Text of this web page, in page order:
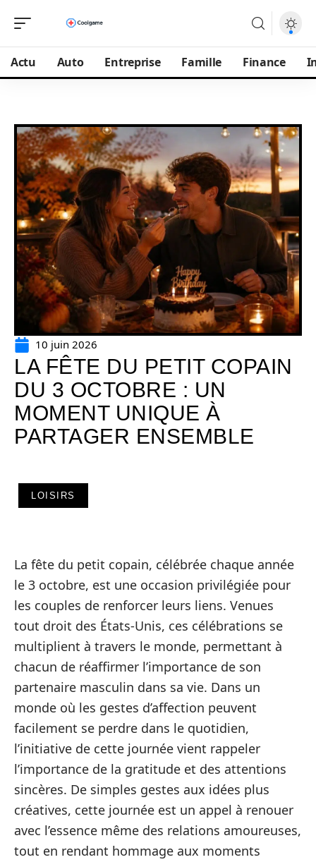
Actu Auto Entreprise Famille Finance
10 juin 2026
LA FÊTE DU PETIT COPAIN
DU 3 OCTOBRE : UN
MOMENT UNIQUE À
PARTAGER ENSEMBLE
LOISIRS
La fête du petit copain, célébrée chaque année
le 3 octobre, est une occasion privilégiée pour
les couples de renforcer leurs liens. Venues
tout droit des États-Unis, ces célébrations se
multiplient à travers le monde, permettant à
chacun de réaffirmer l’importance de son
partenaire masculin dans sa vie. Dans un
monde où les gestes d’affection peuvent
facilement se perdre dans le quotidien,
l’initiative de cette journée vient rappeler
l’importance de la gratitude et des attentions
sincères. De simples gestes aux idées plus
créatives, cette journée est un appel à renouer
avec l’essence même des relations amoureuses,
tout en rendant hommage aux moments